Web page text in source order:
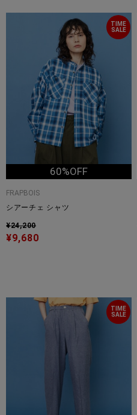
TIME
SALE
60%OFF
FRAPBOIS
シアーチェ シャツ
¥24,200
¥9,680
TIME
SALE